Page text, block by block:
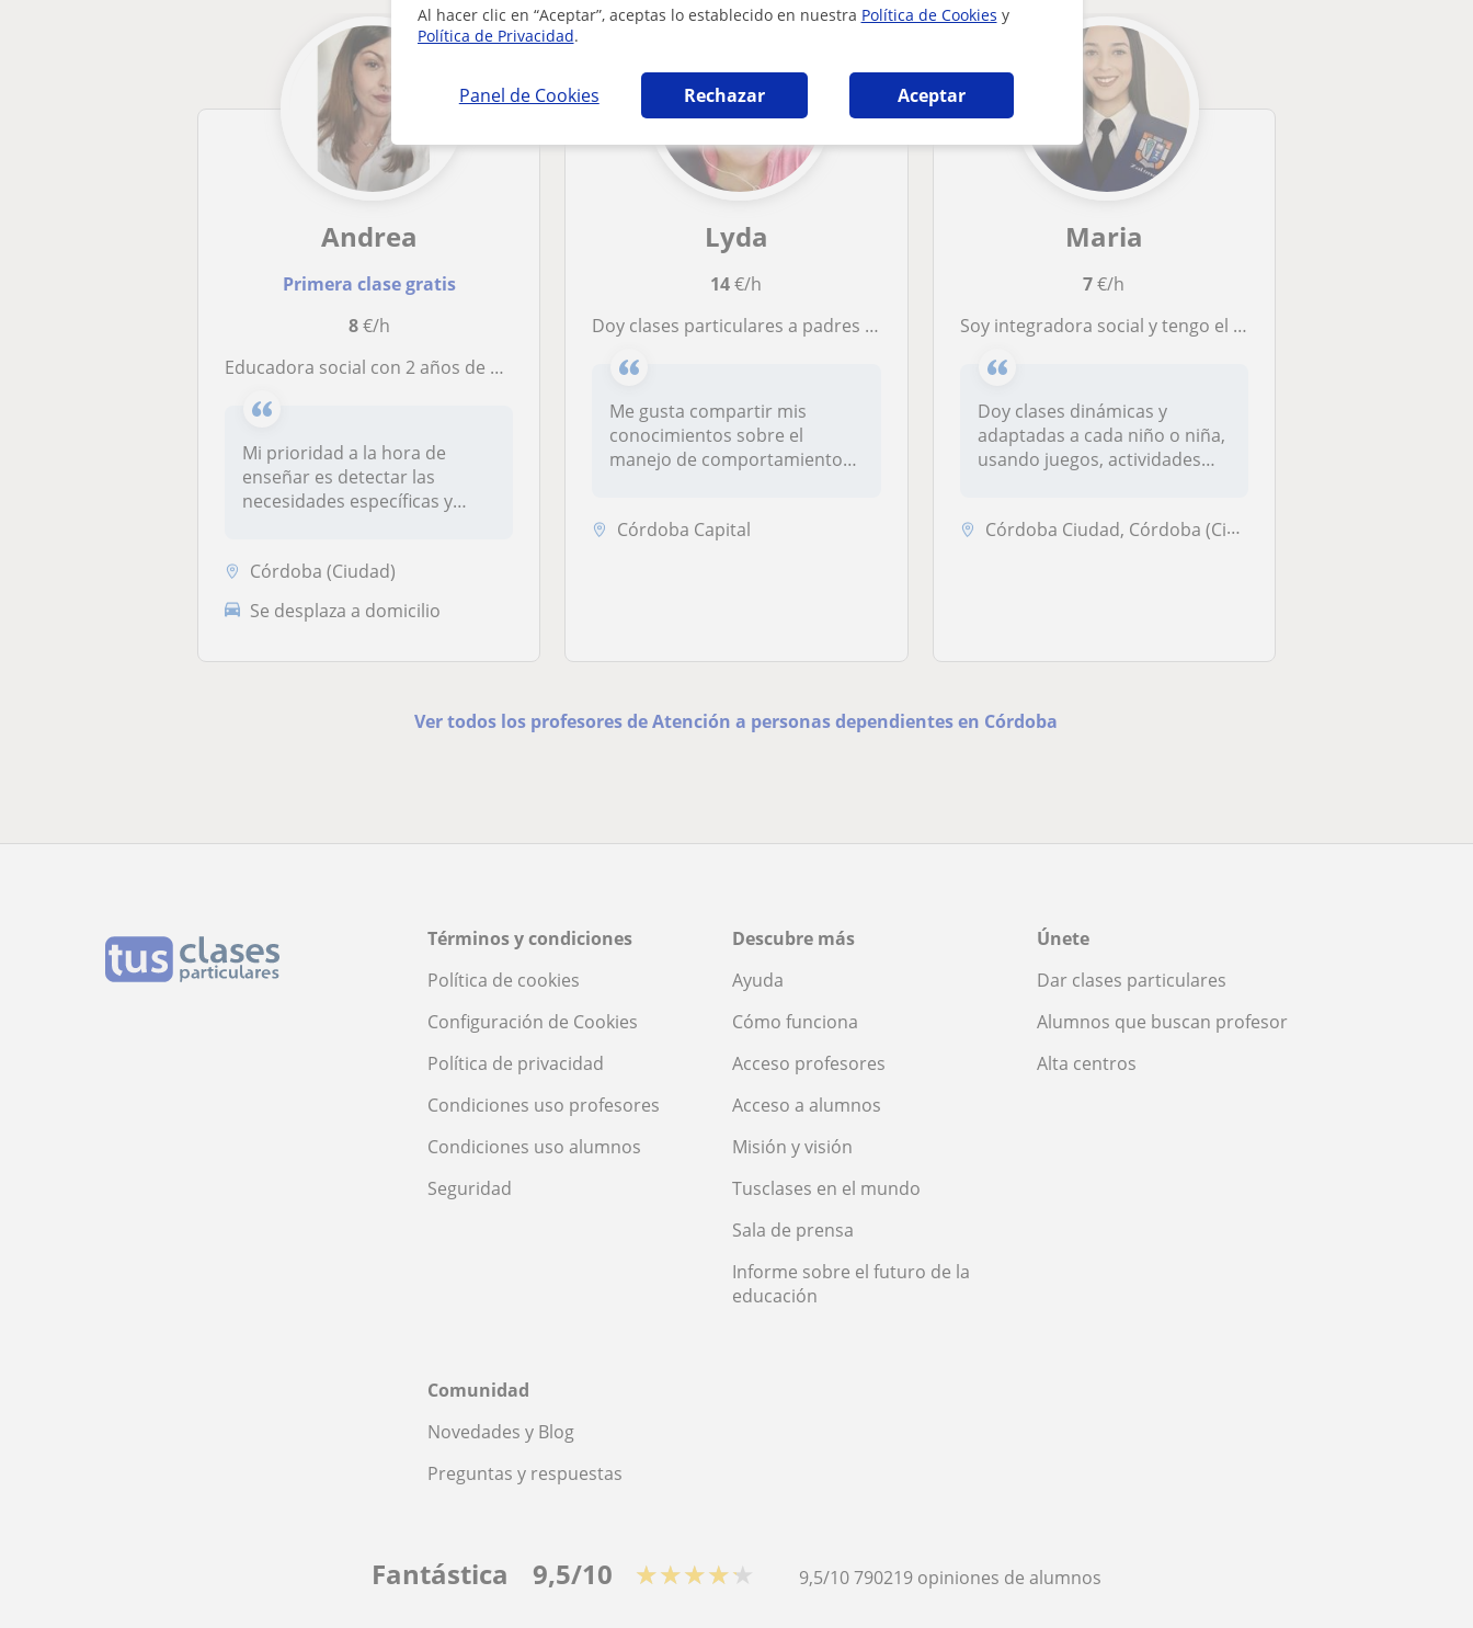
Al hacer clic en “Aceptar”, aceptas lo establecido en nuestra Política de Cookies y
Política de Privacidad.
Panel de Cookies Rechazar Aceptar
Andrea
Primera clase gratis
8€/h
Educadora social con 2 años de experiencia como técnica de apoyo educativo y formación como monitora de educación especial.
Mi prioridad a la hora de
enseñar es detectar las
necesidades específicas y
Córdoba (Ciudad)
Se desplaza a domicilio
Lyda
14€/h
Doy clases particulares a padres de niños con autismo.
Me gusta compartir mis
conocimientos sobre el
manejo de comportamientos
Córdoba Capital
Maria
7€/h
Soy integradora social y tengo el título de Bachillerato. Me dedico a apoyar el aprendizaje y el desarrollo de niños y niñas
Doy clases dinámicas y
adaptadas a cada niño o niña,
usando juegos, actividades
Córdoba Ciudad, Córdoba (Ciudad)
Ver todos los profesores de Atención a personas dependientes en Córdoba
Términos y condiciones
Política de cookies
Configuración de Cookies
Política de privacidad
Condiciones uso profesores
Condiciones uso alumnos
Seguridad
Descubre más
Ayuda
Cómo funciona
Acceso profesores
Acceso a alumnos
Misión y visión
Tusclases en el mundo
Sala de prensa
Informe sobre el futuro de la
educación
Únete
Dar clases particulares
Alumnos que buscan profesor
Alta centros
Comunidad
Novedades y Blog
Preguntas y respuestas
Fantástica 9,5/10 ★★★★★ 9,5/10790219 opiniones de alumnos